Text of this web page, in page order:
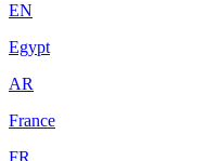
EN
Egypt
AR
France